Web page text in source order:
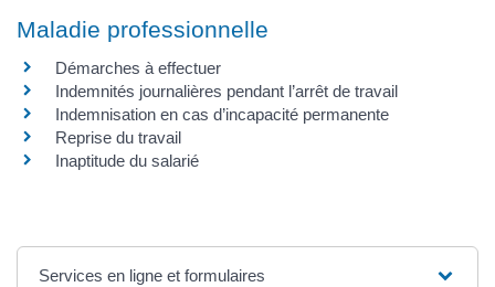
Maladie professionnelle
Démarches à effectuer
Indemnités journalières pendant l’arrêt de travail
Indemnisation en cas d’incapacité permanente
Reprise du travail
Inaptitude du salarié
Services en ligne et formulaires